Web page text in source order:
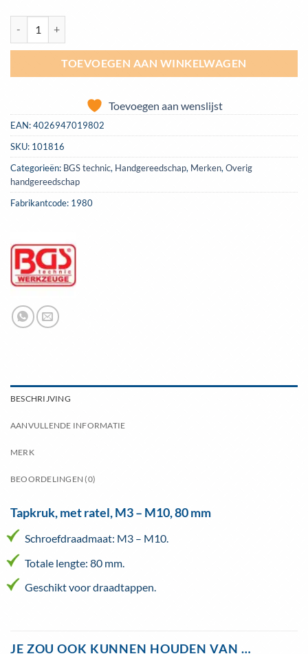
TOEVOEGEN AAN WINKELWAGEN
Toevoegen aan wenslijst
EAN:4026947019802
SKU: 101816
Categorieën: BGS technic, Handgereedschap, Merken, Overig
handgereedschap
Fabrikantcode: 1980
BESCHRIJVING
AANVULLENDE INFORMATIE
MERK
BEOORDELINGEN (0)
Tapkruk, met ratel, M3 – M10, 80 mm
Schroefdraadmaat: M3 – M10.
Totale lengte: 80 mm.
Geschikt voor draadtappen.
JE ZOU OOK KUNNEN HOUDEN VAN …